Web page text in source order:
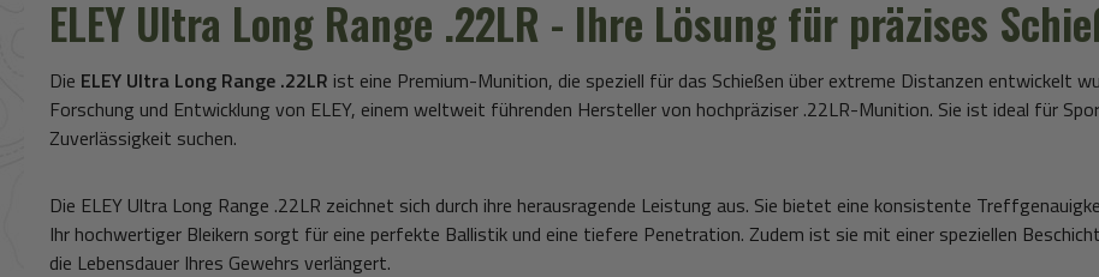
ELEY Ultra Long Range .22LR - Ihre Lösung für präzises
Die ELEY Ultra Long Range .22LR ist eine Premium-Munition, die speziell für das Schießen über extreme Distanzen entwickelt
Forschung und Entwicklung von ELEY, einem weltweit führenden Hersteller von hochpräziser .22LR-Munition. Sie ist ideal für
Zuverlässigkeit suchen.
Die ELEY Ultra Long Range .22LR zeichnet sich durch ihre herausragende Leistung aus. Sie bietet eine konsistente
Ihr hochwertiger Bleikern sorgt für eine perfekte Ballistik und eine tiefere Penetration. Zudem ist sie mit einer speziellen
die Lebensdauer Ihres Gewehrs verlängert.